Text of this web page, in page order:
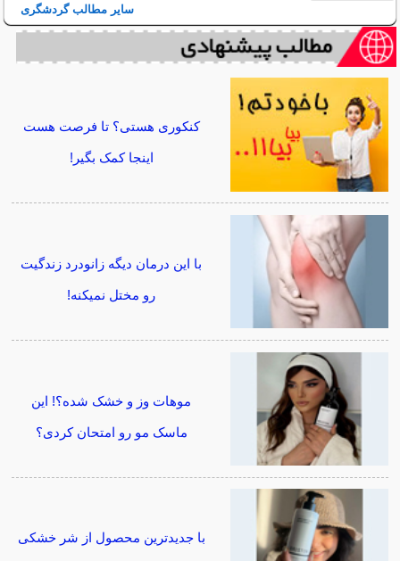
سایر مطالب گردشگری
کنکوری هستی؟ تا فرصت هست
اینجا کمک بگیر!
با این درمان دیگه زانودرد زندگیت
رو مختل نمیکنه!
موهات وز و خشک شده؟! این
ماسک مو رو امتحان کردی؟
با جدیدترین محصول از شر خشکی